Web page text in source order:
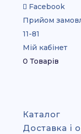
Facebook
Прийом
11-81
Мій кабінет
0 Товарів
Каталог
Доставка і